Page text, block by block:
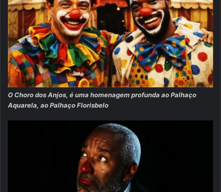
O Choro dos Anjos, é uma homenagem profunda ao Palhaço
Aquarela, ao Palhaço Florisbelo